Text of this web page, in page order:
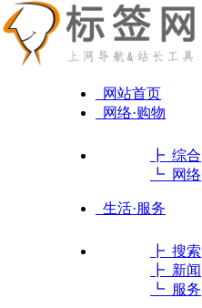
网站首页
网络·购物
┣ 综合
┗ 网络
生活·服务
┣ 搜索
┣ 新闻
┗ 服务